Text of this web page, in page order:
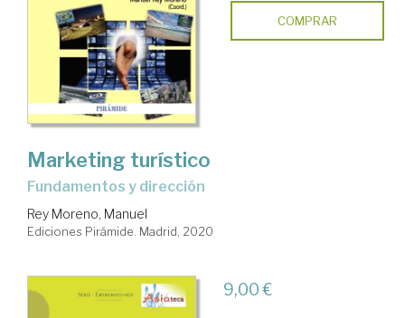
COMPRAR
Marketing turístico
Fundamentos y dirección
Rey Moreno, Manuel
Ediciones Pirámide. Madrid, 2020
9,00 €